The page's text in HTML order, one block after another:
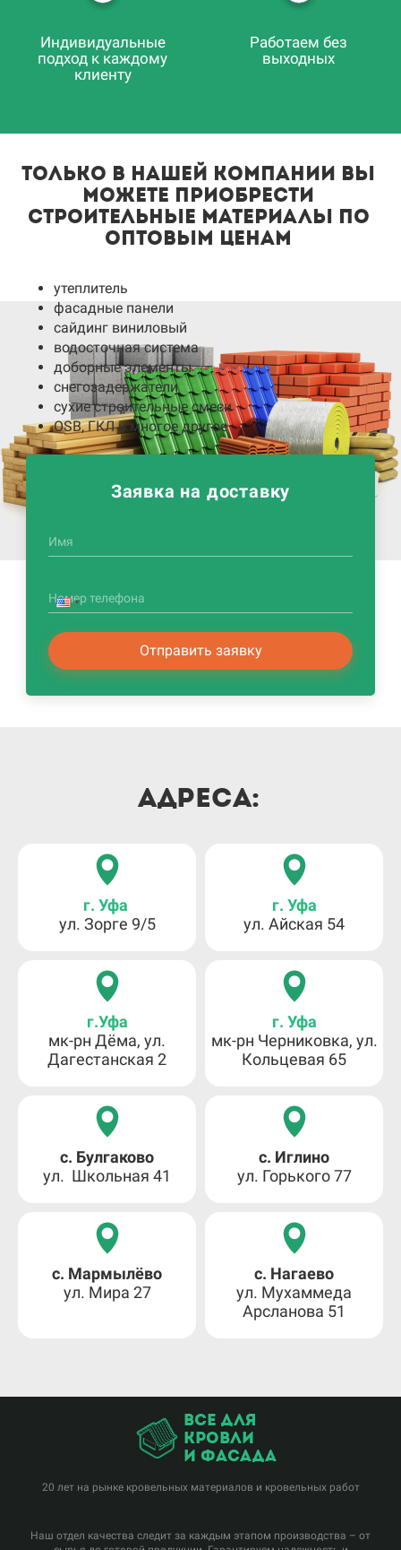
Индивидуальные
подход к каждому
клиенту
Работаем без
выходных
только в нашей компании вы
можете приобрести
строительные материалы по
оптовым ценам
утеплитель
фасадные панели
сайдинг виниловый
водосточная система
доборные элементы
снегозадержатели
сухие строительные смеси
OSB, ГКЛ и многое другое
Заявка на доставку
Имя
Номер телефона
Отправить заявку
Адреса:
г. Уфа
ул. Зорге 9/5
г. Уфа
ул. Айская 54
г.Уфа
мк-рн Дёма, ул.
Дагестанская 2
г. Уфа
мк-рн Черниковка, ул.
Кольцевая 65
с. Булгаково
ул. Школьная 41
с. Иглино
ул. Горького 77
с. Мармылёво
ул. Мира 27
с. Нагаево
ул. Мухаммеда
Арсланова 51
все для
кровли
и фасада
20 лет на рынке кровельных материалов и кровельных работ
Наш отдел качества следит за каждым этапом производства – от